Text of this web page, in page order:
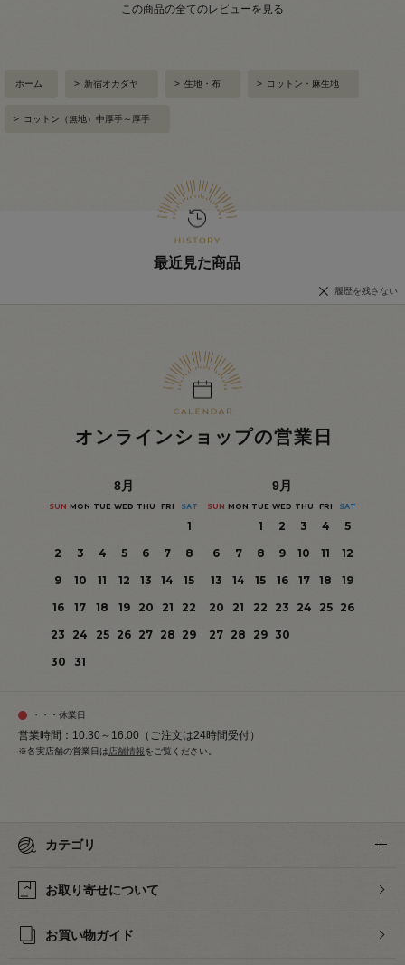
この商品の全てのレビューを見る
ホーム > 新宿オカダヤ > 生地・布 > コットン・麻生地
> コットン（無地）中厚手～厚手
最近見た商品
履歴を残さない
オンラインショップの営業日
8月
SUN MON TUE WED THU FRI SAT
1
2
3 4 5 6 7
8
9
10 11 12 13 14
15
16
17 18 19 20 21
22
23
24 25 26 27 28 29
30
31
9月
SUN MON TUE WED THU FRI SAT
1 2 3 4
5
6
7 8 9 10 11
12
13
14 15 16 17 18
19
20
21 22 23 24 25
26
27 28 29 30
・・・休業日
営業時間：10:30～16:00（ご注文は24時間受付）
※各実店舗の営業日は 店舗情報をご覧ください。
カテゴリ
お取り寄せについて
お買い物ガイド